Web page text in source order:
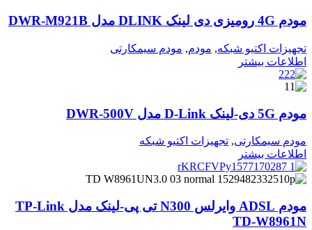
مودم 4G رومیزی دی لینک DLINK مدل DWR-M921B
تجهیزات اکتیو شبکه, مودم, مودم سیمکارتی
اطلاعات بیشتر
مودم 5G دی‑لینک D‑Link مدل DWR‑500V
مودم سیمکارتی, تجهیزات اکتیو شبکه
اطلاعات بیشتر
مودم ADSL وایرلس N300 تی پی-لینک مدل TP-Link
TD-W8961N